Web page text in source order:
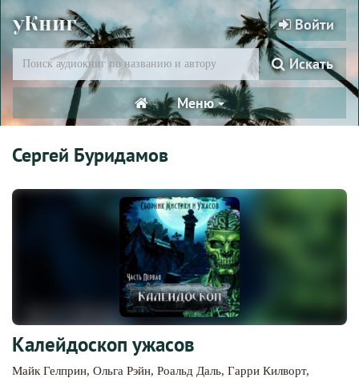
уКниг Войти
Искать
Меню
Сергей Буридамов
Калейдоскоп ужасов
Майк Гелприн, Ольга Рэйн, Роальд Даль, Гарри Килворт,